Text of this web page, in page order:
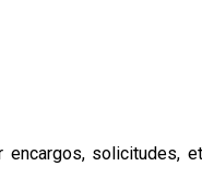
encargos, solicitudes,